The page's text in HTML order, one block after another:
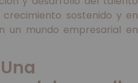
sostenido y en
un mundo empresarial en